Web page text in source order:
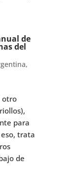
de
del
,
otro
para
trata
de